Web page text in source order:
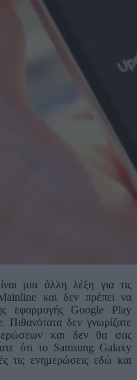
μια άλλη λέξη για τις
και δεν πρέπει να
εφαρμογής Google Play
δεν γνωρίζατε
και δεν θα σας
ότι το Samsung Galaxy
τις ενημερώσεις εδώ και